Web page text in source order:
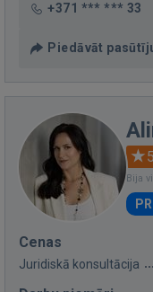
+371 *** *** 33
Piedāvāt
Bija
Cenas
Juridiskā konsultācija